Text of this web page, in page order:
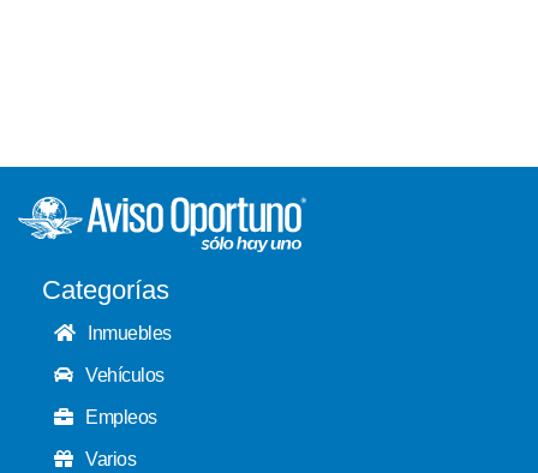
Categorías
Inmuebles
Vehículos
Empleos
Varios